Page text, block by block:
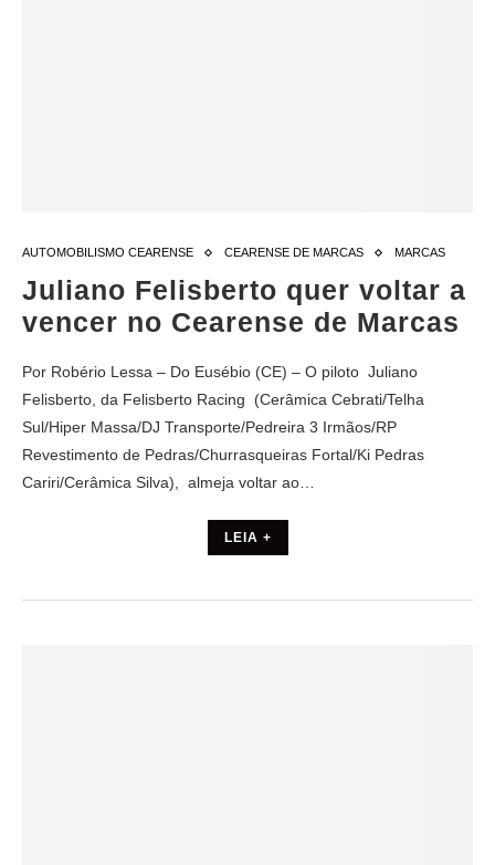
AUTOMOBILISMO CEARENSE CEARENSE DE MARCAS MARCAS
Juliano Felisberto quer voltar a
vencer no Cearense de Marcas
Por Robério Lessa – Do Eusébio (CE) – O piloto Juliano
Felisberto, da Felisberto Racing (Cerâmica Cebrati/Telha
Sul/Hiper Massa/DJ Transporte/Pedreira 3 Irmãos/RP
Revestimento de Pedras/Churrasqueiras Fortal/Ki Pedras
Cariri/Cerâmica Silva), almeja voltar ao…
LEIA +